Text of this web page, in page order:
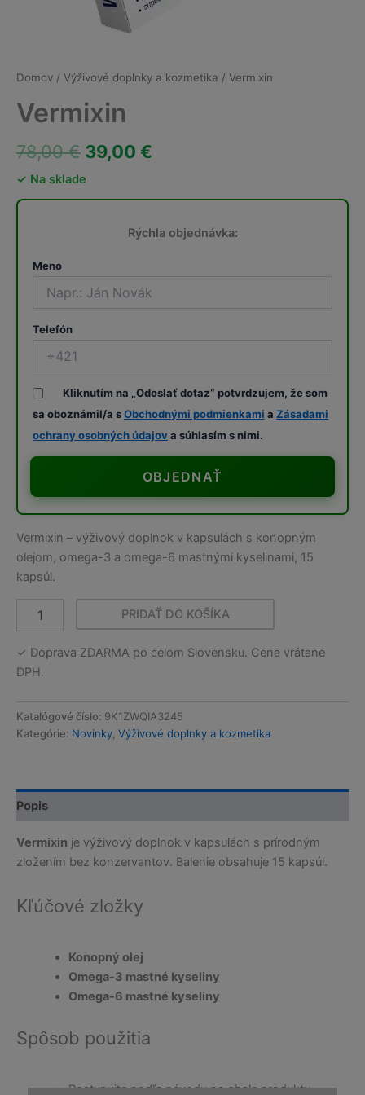
Domov / Výživové doplnky a kozmetika / Vermixin
Vermixin
78,00€ Pôvodná
cena
78,00 €.
39,00 €
39,00 €.
✓ Na sklade
Rýchla objednávka:
Meno
Telefón
Kliknutím na „Odoslať dotaz“ potvrdzujem, že som
sa oboznámil/a sObchodnými podmienkami a Zásadami
ochrany osobných údajova súhlasím s nimi.
OBJEDNAŤ
Vermixin – výživový doplnok v kapsulách s konopným
olejom, omega-3 a omega-6 mastnými kyselinami, 15
kapsúl.
množstvo
PRIDAŤ DO KOŠÍKA
✓ Doprava ZDARMA po celom Slovensku. Cena vrátane
DPH.
Katalógové číslo: 9K1ZWQIA3245
Kategórie: Novinky Výživové doplnky a kozmetika
Popis
Vermixin je výživový doplnok v kapsulách s prírodným
zložením bez konzervantov. Balenie obsahuje 15 kapsúl.
Kľúčové zložky
Konopný olej
Omega-3 mastné kyseliny
Omega-6 mastné kyseliny
Spôsob použitia
Postupujte podľa návodu na obale produktu.